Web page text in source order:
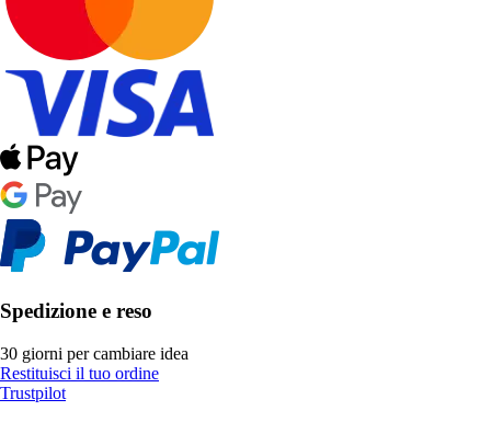
Spedizione e reso
30 giorni per cambiare idea
Restituisci il tuo ordine
Trustpilot